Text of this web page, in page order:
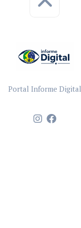
Portal Informe Digital